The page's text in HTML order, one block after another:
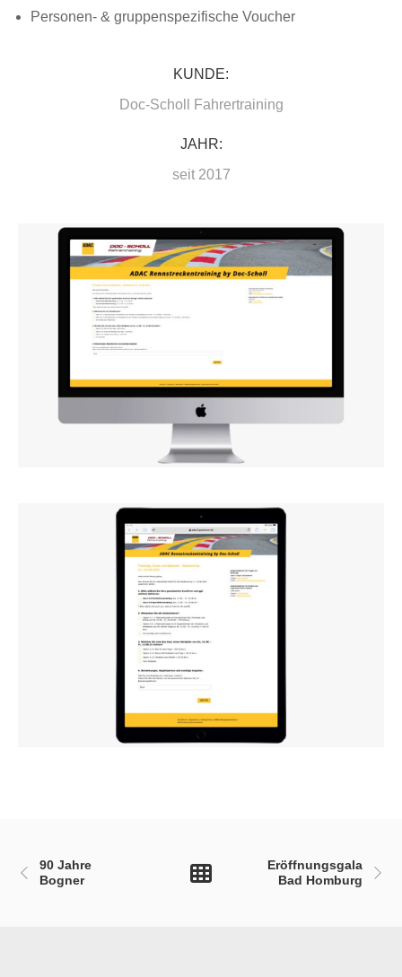
Personen- & gruppenspezifische Voucher
KUNDE:
Doc-Scholl Fahrertraining
JAHR:
seit 2017
90 Jahre
Bogner
Eröffnungsgala
Bad Homburg